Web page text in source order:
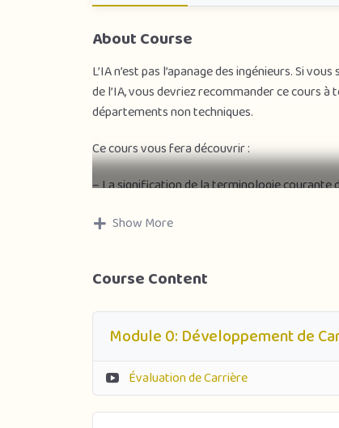
About Course
L’IA n’est pas l’apanage des ingénieurs. Si
de l’IA, vous devriez recommander ce cours
départements non techniques.
Ce cours vous fera découvrir :
– La signification de la terminologie courante
– Ce que l’IA peut réellement faire (et ses
– Comment travailler avec une équipe IA et
– Comment parcourir les discussions
Bien que ce cours soit très peu technique,
commerciaux de l’IA.
Show More
Course Content
Module 0: Développement de
Évaluation de Carrière